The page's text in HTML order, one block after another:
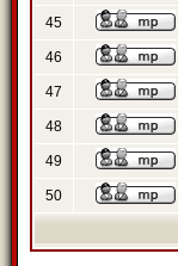
45
46
47
48
49
50